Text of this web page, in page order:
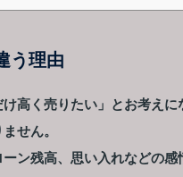
う理由
高く売りたい」とお考え
せん。
ン残高、思い入れなどの感